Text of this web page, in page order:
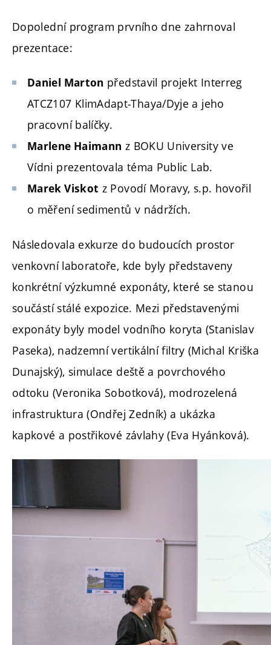
Dopolední program prvního dne zahrnoval
prezentace:
Daniel Marton představil projekt Interreg
ATCZ107 KlimAdapt-Thaya/Dyje a jeho
pracovní balíčky.
Marlene Haimann z BOKU University ve
Vídni prezentovala téma Public Lab.
Marek Viskot z Povodí Moravy, s.p. hovořil
o měření sedimentů v nádržích.
Následovala exkurze do budoucích prostor
venkovní laboratoře, kde byly představeny
konkrétní výzkumné exponáty, které se stanou
součástí stálé expozice. Mezi představenými
exponáty byly model vodního koryta (Stanislav
Paseka), nadzemní vertikální filtry (Michal Kriška
Dunajský), simulace deště a povrchového
odtoku (Veronika Sobotková), modrozelená
infrastruktura (Ondřej Zedník) a ukázka
kapkové a postřikové závlahy (Eva Hyánková).